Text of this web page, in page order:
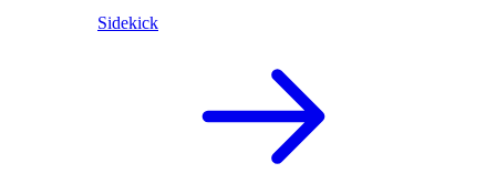
Sidekick